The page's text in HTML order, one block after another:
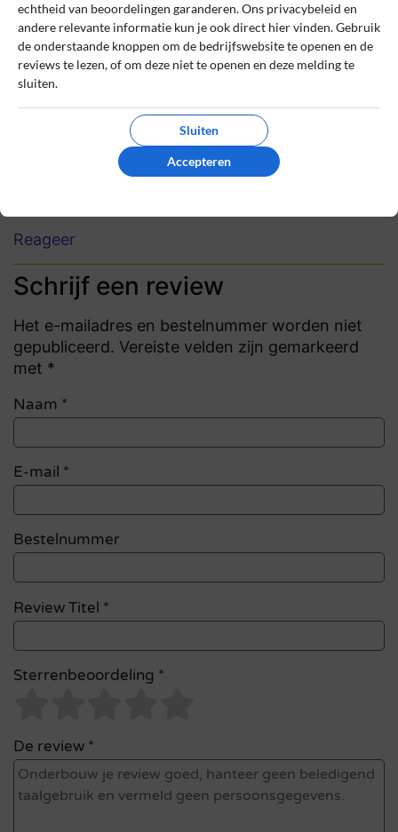
Beoordeling: 10
prijs/kwaliteit onovertroffen
ik koop vaker producten bij Zeeman en het
valt mij vaak op dat de prijs kwaliteit
verhouding dik in orde is!
Review handmatig gecontroleerd en goedgekeurd.
Reageer
Schrijf een review
Het e-mailadres en bestelnummer worden niet
gepubliceerd. Vereiste velden zijn gemarkeerd
met *
Naam *
E-mail *
Bestelnummer
Review Titel *
Sterrenbeoordeling *
De review *
echtheid van beoordelingen garanderen. Ons privacybeleid en
andere relevante informatie kun je ook direct hier vinden. Gebruik
de onderstaande knoppen om de bedrijfswebsite te openen en de
reviews te lezen, of om deze niet te openen en deze melding te
sluiten.
Sluiten
Accepteren